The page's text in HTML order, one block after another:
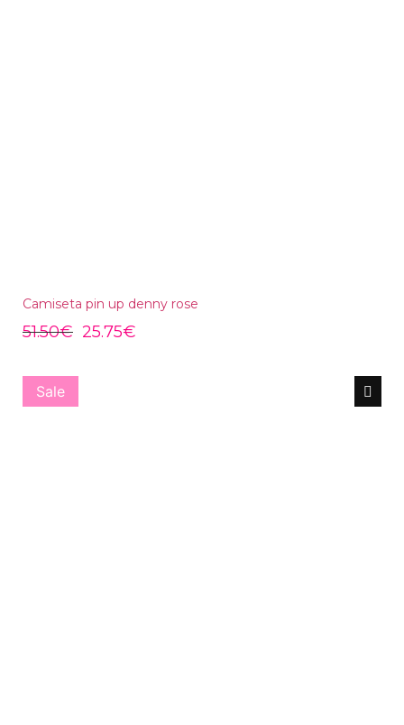
Camiseta pin up denny rose
51.50€ 25.75€
Sale